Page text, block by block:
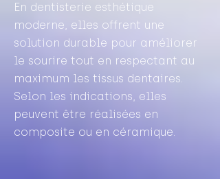
En dentisterie esthétique
moderne, elles offrent une
solution durable pour améliorer
le sourire tout en respectant au
maximum les tissus dentaires.
Selon les indications, elles
peuvent être réalisées en
composite ou en céramique.